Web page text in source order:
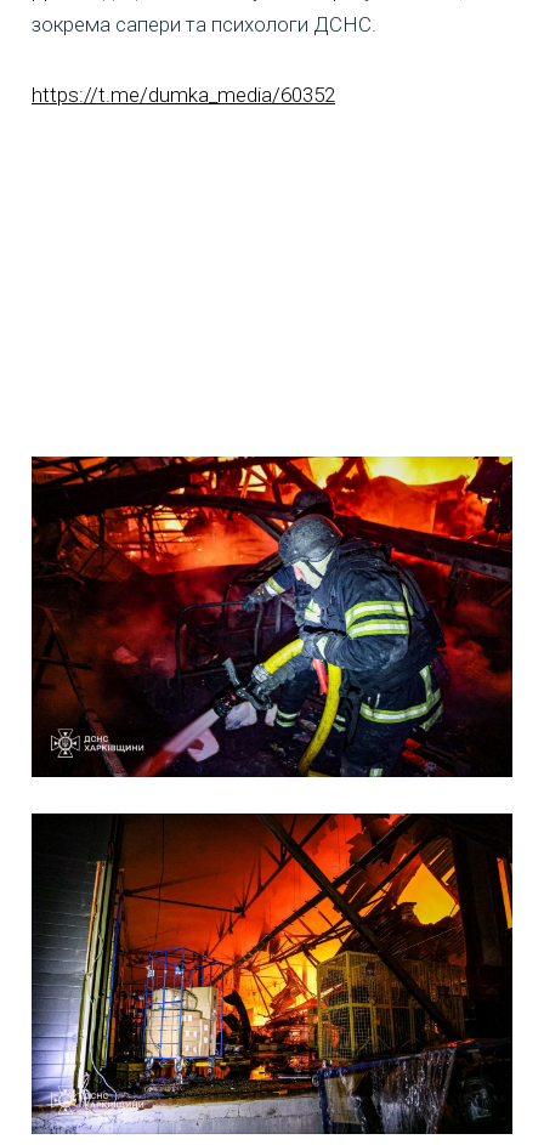
зокрема сапери та психологи ДСНС.
https://t.me/dumka_media/60352